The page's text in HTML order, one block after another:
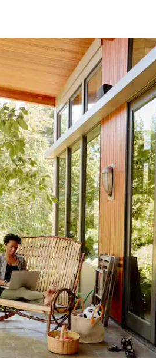
las flechas hacia arriba y hacia